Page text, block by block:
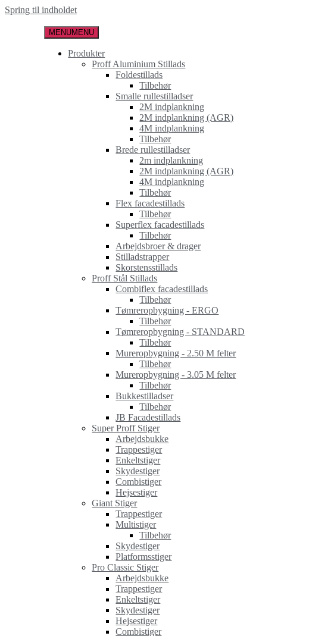
Spring til indholdet
MENUMENU
Produkter
Proff Aluminium Stillads
Foldestillads
Tilbehør
Smalle rullestilladser
2M indplankning
2M indplankning (AGR)
4M indplankning
Tilbehør
Brede rullestilladser
2m indplankning
2M indplankning (AGR)
4M indplankning
Tilbehør
Flex facadestillads
Tilbehør
Superflex facadestillads
Tilbehør
Arbejdsbroer & drager
Stilladstrapper
Skorstensstillads
Proff Stål Stillads
Combiflex facadestillads
Tilbehør
Tømreropbygning - ERGO
Tilbehør
Tømreropbygning - STANDARD
Tilbehør
Mureropbygning - 2.50 M felter
Tilbehør
Mureropbygning - 3.05 M felter
Tilbehør
Bukkestilladser
Tilbehør
JB Facadestillads
Super Proff Stiger
Arbejdsbukke
Trappestiger
Enkeltstiger
Skydestiger
Combistiger
Hejsestiger
Giant Stiger
Trappestiger
Multistiger
Tilbehør
Skydestiger
Platformsstiger
Pro Classic Stiger
Arbejdsbukke
Trappestiger
Enkeltstiger
Skydestiger
Hejsestiger
Combistiger